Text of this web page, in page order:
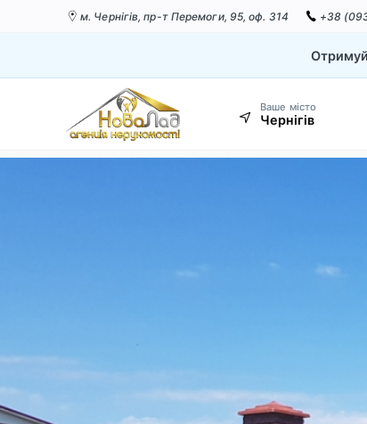
м. Чернігів, пр-т Перемоги, 95, оф. 314 +38
Ваше місто
Чернігів